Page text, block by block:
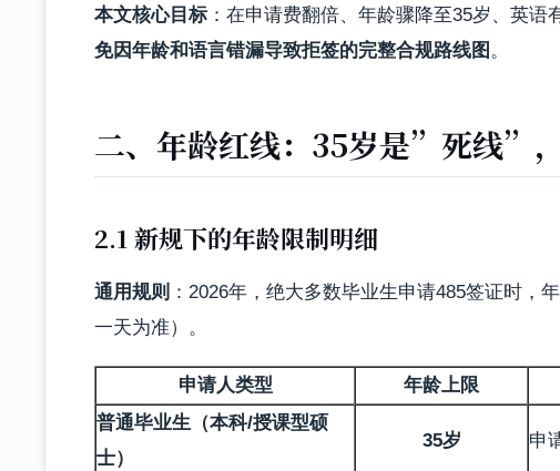
本文核心目标：在申请费翻倍、年龄骤降至35岁、英语
免因年龄和语言错漏导致拒签的完整合规路线图 。
二、年龄红线：35岁是”死线”
2.1 新规下的年龄限制明细
通用规则 ：2026年，绝大多数毕业生申请485签证时，
一天为准）。
申请人类型 年龄上限
普通毕业生（本科/授课型硕
士）
35岁 申